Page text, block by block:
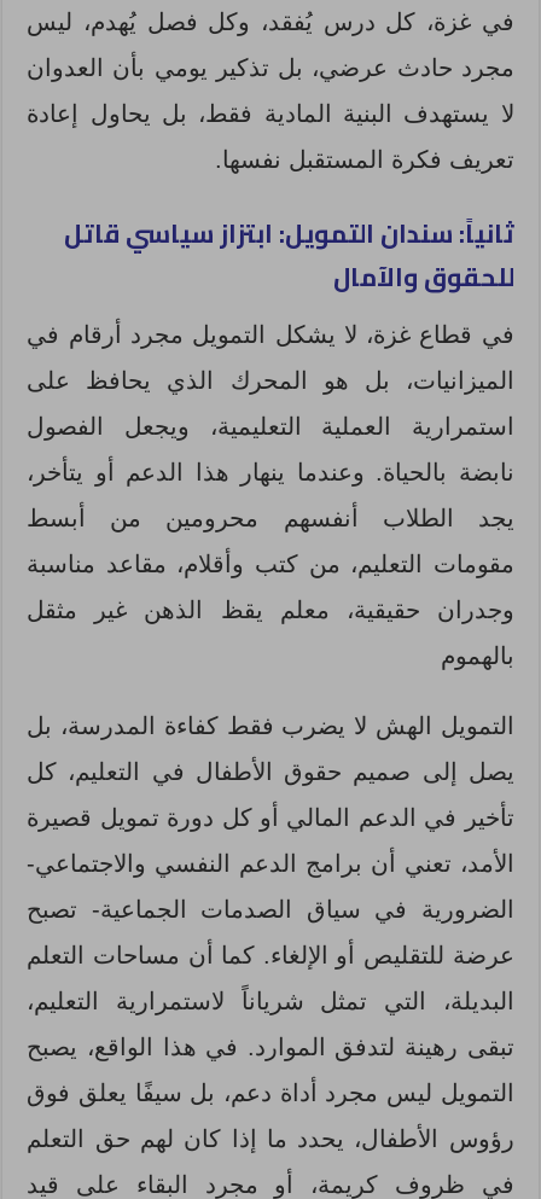
في غزة، كل درس يُفقد، وكل فصل يُهدم، ليس
مجرد حادث عرضي، بل تذكير يومي بأن العدوان
لا يستهدف البنية المادية فقط، بل يحاول إعادة
تعريف فكرة المستقبل نفسها.
ثانياً: سندان التمويل: ابتزاز سياسي قاتل
للحقوق والآمال
في قطاع غزة، لا يشكل التمويل مجرد أرقام في
الميزانيات، بل هو المحرك الذي يحافظ على
استمرارية العملية التعليمية، ويجعل الفصول
نابضة بالحياة. وعندما ينهار هذا الدعم أو يتأخر،
يجد الطلاب أنفسهم محرومين من أبسط
مقومات التعليم، من كتب وأقلام، مقاعد مناسبة
وجدران حقيقية، معلم يقظ الذهن غير مثقل
بالهموم
التمويل الهش لا يضرب فقط كفاءة المدرسة، بل
يصل إلى صميم حقوق الأطفال في التعليم، كل
تأخير في الدعم المالي أو كل دورة تمويل قصيرة
الأمد، تعني أن برامج الدعم النفسي والاجتماعي-
الضرورية في سياق الصدمات الجماعية- تصبح
عرضة للتقليص أو الإلغاء. كما أن مساحات التعلم
البديلة، التي تمثل شرياناً لاستمرارية التعليم،
تبقى رهينة لتدفق الموارد. في هذا الواقع، يصبح
التمويل ليس مجرد أداة دعم، بل سيفًا يعلق فوق
رؤوس الأطفال، يحدد ما إذا كان لهم حق التعلم
في ظروف كريمة، أو مجرد البقاء على قيد